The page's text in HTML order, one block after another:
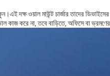
দক্ষ ওয়াল মাউন্ট চার্জার তাদের
কাজ করে না, তবে বাড়িতে, অফিসে বা